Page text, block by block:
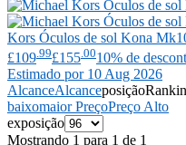
Kors Óculos de sol Kona
£109 .99£155 .0010% de
Estimado por 10 Aug 2026
AlcanceAlcanceposição
baixomaior PreçoPreço Alto
exposição
Mostrando 1 para 1 de 1